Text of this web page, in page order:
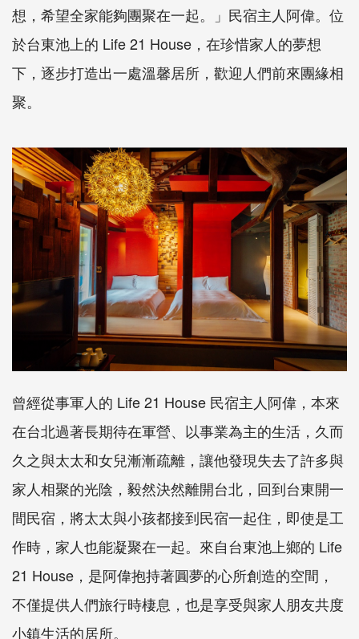
想，希望全家能夠團聚在一起。」民宿主人阿偉。位
於台東池上的 Life 21 House，在珍惜家人的夢想
下，逐步打造出一處溫馨居所，歡迎人們前來團緣相
聚。
曾經從事軍人的 Life 21 House 民宿主人阿偉，本來
在台北過著長期待在軍營、以事業為主的生活，久而
久之與太太和女兒漸漸疏離，讓他發現失去了許多與
家人相聚的光陰，毅然決然離開台北，回到台東開一
間民宿，將太太與小孩都接到民宿一起住，即使是工
作時，家人也能凝聚在一起。來自台東池上鄉的 Life
21 House，是阿偉抱持著圓夢的心所創造的空間，
不僅提供人們旅行時棲息，也是享受與家人朋友共度
小鎮生活的居所。